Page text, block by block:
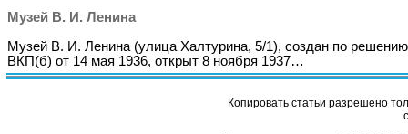
Музей В. И. Ленина
Музей В. И. Ленина (улица Халтурина, 5/1), создан по
ВКП(б) от 14 мая 1936, открыт 8 ноября 1937…
Копировать статьи разрешено